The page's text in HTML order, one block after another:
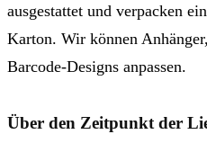
ausgestattet und verpacken
Karton. Wir können
Barcode-Designs anpassen.
Über den Zeitpunkt der